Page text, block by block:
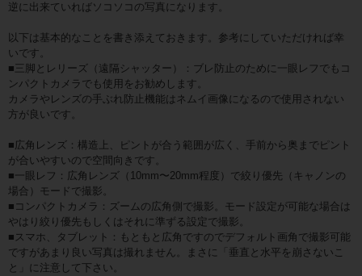
逆に出来ていればソコソコの写真になります。
以下は基本的なことを書き添えておきます。参考にしていただければ幸
いです。
■三脚とレリーズ（遠隔シャッター）：ブレ防止のために一眼レフでもコ
ンパクトカメラでも使用をお勧めします。
カメラやレンズの手ぶれ防止機能はネムイ画像になるので使用されない
方が良いです。
■広角レンズ：構造上、ピントが合う範囲が広く、手前から奥までピント
が合いやすいので空間向きです。
■一眼レフ：広角レンズ（10mm〜20mm程度）で絞り優先（キャノンの
場合）モードで撮影。
■コンパクトカメラ：ズームの広角側で撮影。モード設定が可能な場合は
やはり絞り優先もしくはそれに準ずる設定で撮影。
■スマホ、タブレット：もともと広角ですのでデフォルト画角で撮影可能
ですがあまり良い写真は撮れません。まさに「垂直と水平を崩さないこ
と」に注意して下さい。